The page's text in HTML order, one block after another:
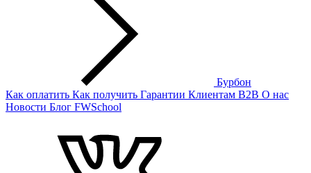
Бурбон
Как оплатить Как получить Гарантии Клиентам B2B О нас
Новости Блог FWSchool